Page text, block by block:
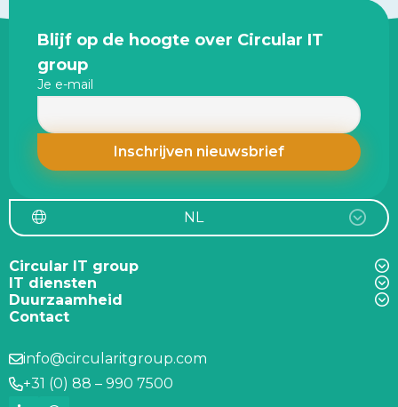
Site
footer
Blijf op de hoogte over Circular IT
group
Je e-mail
NL
Circular IT group
IT diensten
Duurzaamheid
Contact
info@circularitgroup.com
+31 (0) 88 – 990 7500